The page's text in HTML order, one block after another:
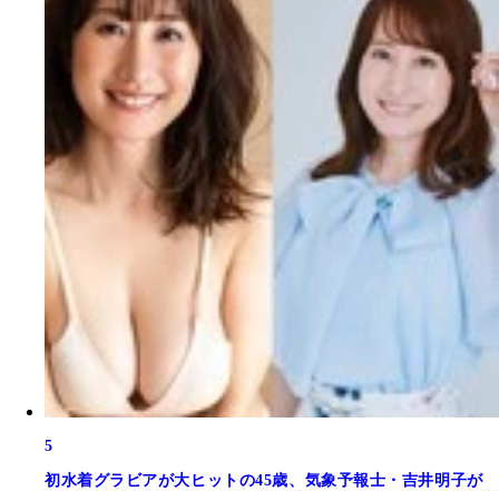
5
初水着グラビアが大ヒットの45歳、気象予報士・吉井明子が